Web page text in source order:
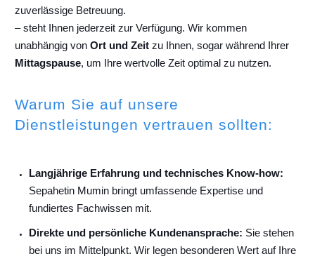
zuverlässige Betreuung.
– steht Ihnen jederzeit zur Verfügung. Wir kommen
unabhängig von Ort und Zeit zu Ihnen, sogar während Ihrer
Mittagspause, um Ihre wertvolle Zeit optimal zu nutzen.
Warum Sie auf unsere
Dienstleistungen vertrauen sollten:
Langjährige Erfahrung und technisches Know-how:
Sepahetin Mumin bringt umfassende Expertise und
fundiertes Fachwissen mit.
Direkte und persönliche Kundenansprache: Sie stehen
bei uns im Mittelpunkt. Wir legen besonderen Wert auf Ihre